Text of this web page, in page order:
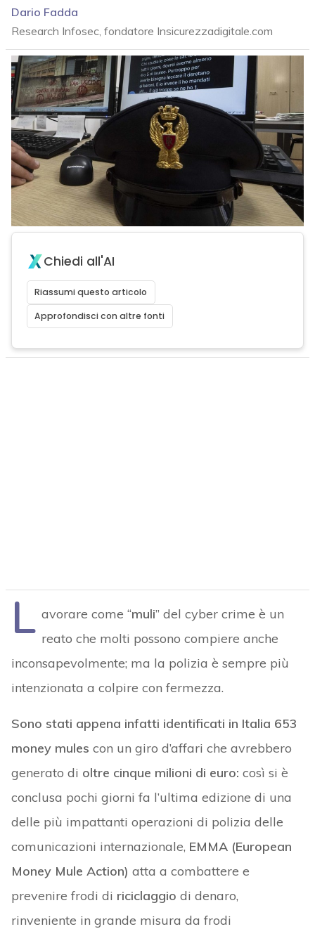
Dario Fadda
Research Infosec, fondatore Insicurezzadigitale.com
Chiedi all'AI
Riassumi questo articolo
Approfondisci con altre fonti
L avorare come “muli” del cyber crime è un
reato che molti possono compiere anche
inconsapevolmente; ma la polizia è sempre più
intenzionata a colpire con fermezza.
Sono stati appena infatti identificati in Italia 653
money mules con un giro d’affari che avrebbero
generato di oltre cinque milioni di euro: così si è
conclusa pochi giorni fa l’ultima edizione di una
delle più impattanti operazioni di polizia delle
comunicazioni internazionale, EMMA (European
Money Mule Action) atta a combattere e
prevenire frodi di riciclaggio di denaro,
rinveniente in grande misura da frodi